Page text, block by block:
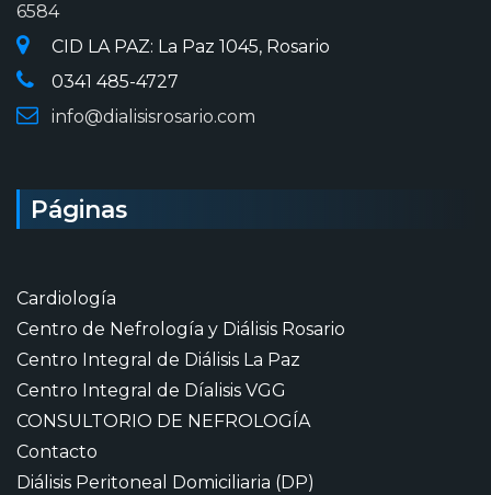
6584
CID LA PAZ: La Paz 1045, Rosario
0341 485-4727
info@dialisisrosario.com
Páginas
Cardiología
Centro de Nefrología y Diálisis Rosario
Centro Integral de Diálisis La Paz
Centro Integral de Díalisis VGG
CONSULTORIO DE NEFROLOGÍA
Contacto
Diálisis Peritoneal Domiciliaria (DP)